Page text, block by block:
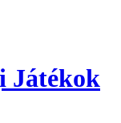
Játékok